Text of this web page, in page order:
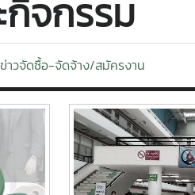
จกรรม
ข่าวจัดซื้อ-จัดจ้าง/สมัครงาน